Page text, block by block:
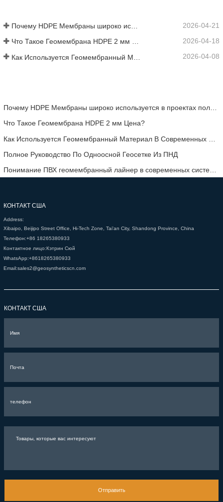
2026-04-21
Что Такое Геомембрана HDPE 2 мм Цена? 2026-04-18
2026-04-08
Что Такое Геомембрана HDPE 2 мм Цена?
Полное Руководство По Одноосной Геосетке Из ПНД
КОНТАКТ США
Address:
Xibaipo, Beijipo Street Office, Hi-Tech Zone, Tai'an City, Shandong Province, China
Телефон:+86 18265380933
Контактное лицо:Кэтрин Сюй
WhatsApp:+8618265380933
Email:sales2@geosyntheticscn.com
КОНТАКТ США
Отправить